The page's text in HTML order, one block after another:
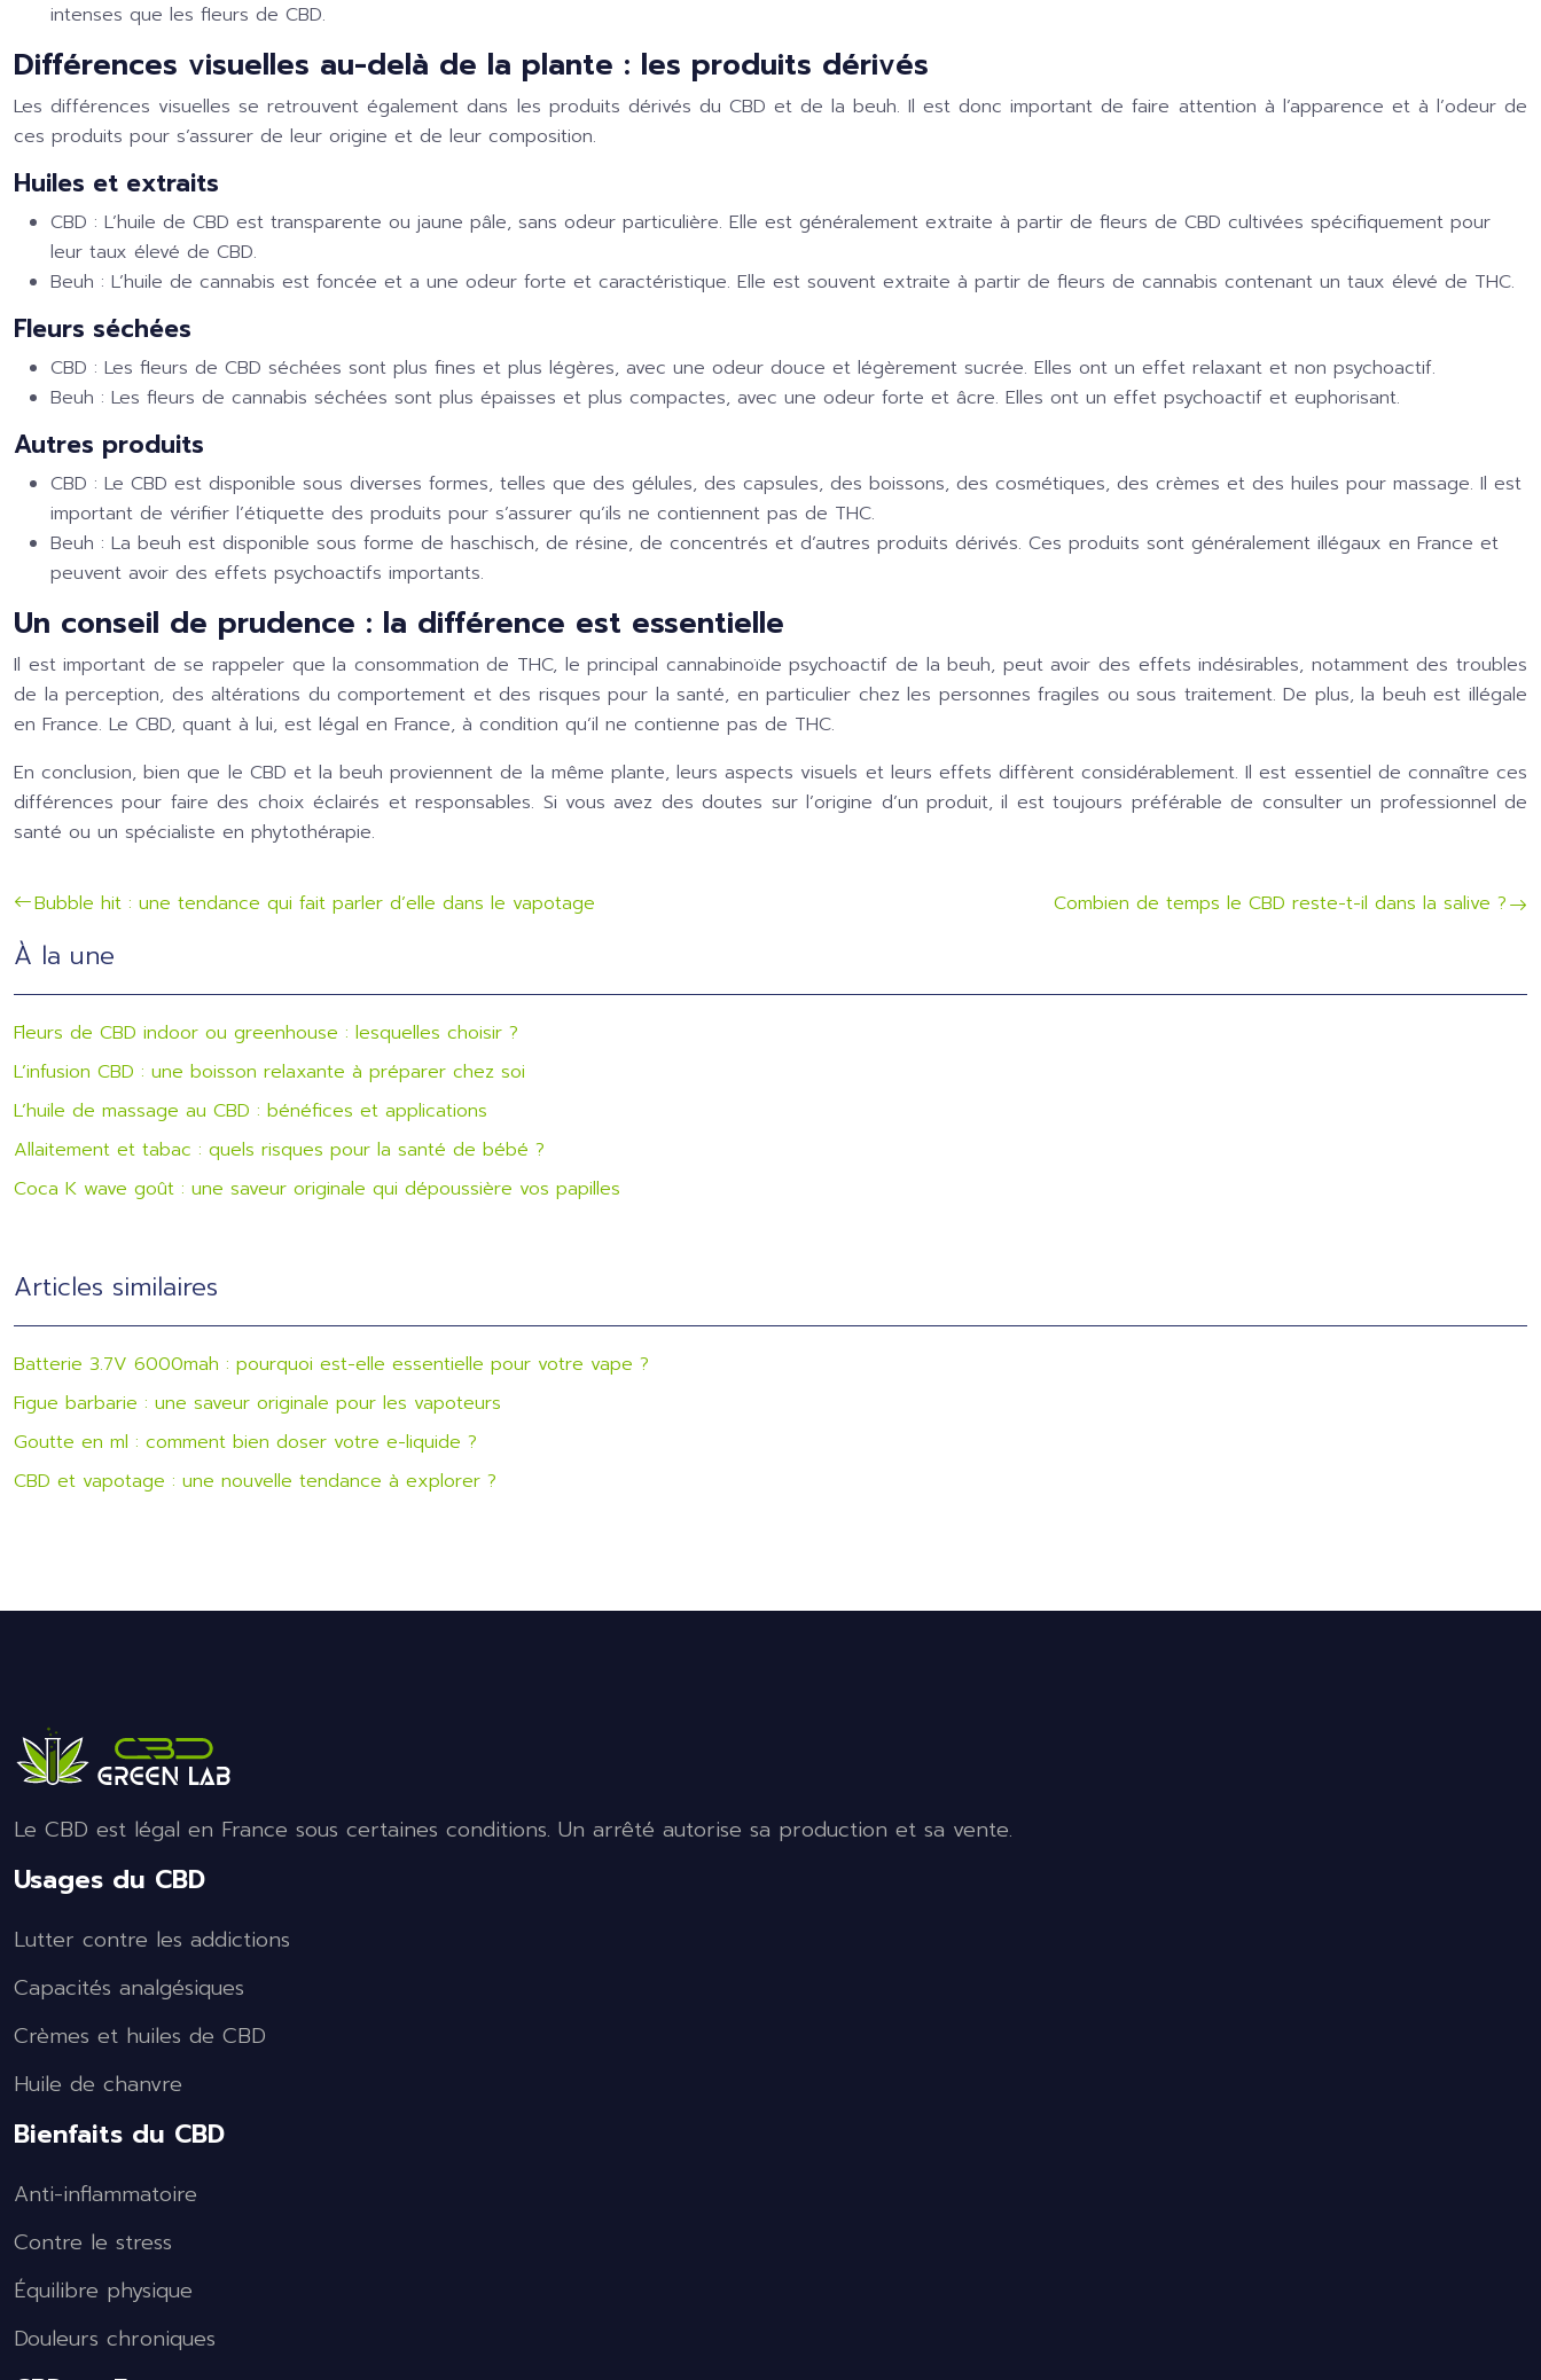
intenses que les fleurs de CBD.
Différences visuelles au-delà de la plante : les produits dérivés
Les différences visuelles se retrouvent également dans les produits dérivés du CBD et de la beuh. Il est donc important de faire attention à l’apparence et à l’odeur de
ces produits pour s’assurer de leur origine et de leur composition.
Huiles et extraits
CBD : L’huile de CBD est transparente ou jaune pâle, sans odeur particulière. Elle est généralement extraite à partir de fleurs de CBD cultivées spécifiquement pour
leur taux élevé de CBD.
Beuh : L’huile de cannabis est foncée et a une odeur forte et caractéristique. Elle est souvent extraite à partir de fleurs de cannabis contenant un taux élevé de THC.
Fleurs séchées
CBD : Les fleurs de CBD séchées sont plus fines et plus légères, avec une odeur douce et légèrement sucrée. Elles ont un effet relaxant et non psychoactif.
Beuh : Les fleurs de cannabis séchées sont plus épaisses et plus compactes, avec une odeur forte et âcre. Elles ont un effet psychoactif et euphorisant.
Autres produits
CBD : Le CBD est disponible sous diverses formes, telles que des gélules, des capsules, des boissons, des cosmétiques, des crèmes et des huiles pour massage. Il est
important de vérifier l’étiquette des produits pour s’assurer qu’ils ne contiennent pas de THC.
Beuh : La beuh est disponible sous forme de haschisch, de résine, de concentrés et d’autres produits dérivés. Ces produits sont généralement illégaux en France et
peuvent avoir des effets psychoactifs importants.
Un conseil de prudence : la différence est essentielle
Il est important de se rappeler que la consommation de THC, le principal cannabinoïde psychoactif de la beuh, peut avoir des effets indésirables, notamment des troubles
de la perception, des altérations du comportement et des risques pour la santé, en particulier chez les personnes fragiles ou sous traitement. De plus, la beuh est illégale
en France. Le CBD, quant à lui, est légal en France, à condition qu’il ne contienne pas de THC.
En conclusion, bien que le CBD et la beuh proviennent de la même plante, leurs aspects visuels et leurs effets diffèrent considérablement. Il est essentiel de connaître ces
différences pour faire des choix éclairés et responsables. Si vous avez des doutes sur l’origine d’un produit, il est toujours préférable de consulter un professionnel de
santé ou un spécialiste en phytothérapie.
Bubble hit : une tendance qui fait parler d’elle dans le vapotage Combien de temps le CBD reste-t-il dans la salive ?
À la une
Fleurs de CBD indoor ou greenhouse : lesquelles choisir ?
L’infusion CBD : une boisson relaxante à préparer chez soi
L’huile de massage au CBD : bénéfices et applications
Allaitement et tabac : quels risques pour la santé de bébé ?
Coca K wave goût : une saveur originale qui dépoussière vos papilles
Articles similaires
Batterie 3.7V 6000mah : pourquoi est-elle essentielle pour votre vape ?
Figue barbarie : une saveur originale pour les vapoteurs
Goutte en ml : comment bien doser votre e-liquide ?
CBD et vapotage : une nouvelle tendance à explorer ?
Le CBD est légal en France sous certaines conditions. Un arrêté autorise sa production et sa vente.
Usages du CBD
Lutter contre les addictions
Capacités analgésiques
Crèmes et huiles de CBD
Huile de chanvre
Bienfaits du CBD
Anti-inflammatoire
Contre le stress
Équilibre physique
Douleurs chroniques